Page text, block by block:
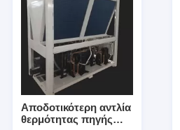
Αποδοτικότερη αντλία
θερμότητας πηγής